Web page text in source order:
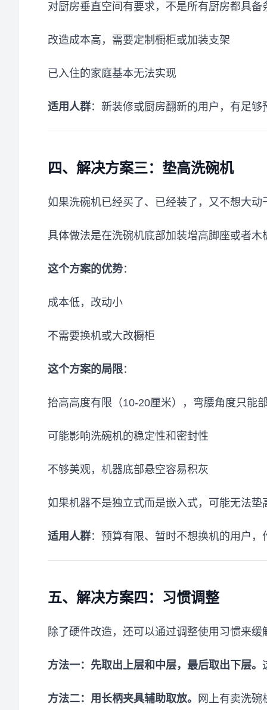
对厨房垂直空间有要求，不是所有厨房都具备
改造成本高，需要定制橱柜或加装支架
已入住的家庭基本无法实现
适用人群：新装修或厨房翻新的用户，有足够
四、解决方案三：垫高洗碗机
如果洗碗机已经买了、已经装了，又不想大动
具体做法是在洗碗机底部加装增高脚座或者
这个方案的优势：
成本低，改动小
不需要换机或大改橱柜
这个方案的局限：
抬高高度有限（10-20厘米），弯腰角度只能
可能影响洗碗机的稳定性和密封性
不够美观，机器底部悬空容易积灰
如果机器不是独立式而是嵌入式，可能无法垫
适用人群：预算有限、暂时不想换机的用户，
五、解决方案四：习惯调整
除了硬件改造，还可以通过调整使用习惯来缓
方法一：先取出上层和中层，最后取出下层。
方法二：用长柄夹具辅助取放。 网上有卖洗碗